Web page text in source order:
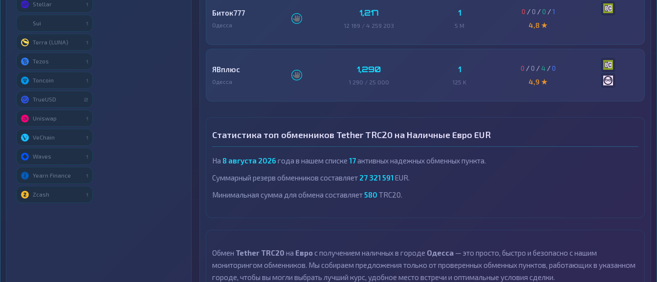
Биток777
Одесса
1,217
12 169 / 4 259 203
1
5 M
0 / 0 / 0 /1
4,8 ★
ЯВплюс
Одесса
1,290
1 290 / 25 000
1
125 K
0 / 0 / 4 /0
4,9 ★
Статистика топ обменников Tether TRC20 на Наличные Евро EUR
На 8 августа 2026 года в нашем списке 17активных надежных обменных пункта.
Суммарный резерв обменников составляет 27 321 591 EUR.
Минимальная сумма для обмена составляет580 TRC20.
Обмен Tether TRC20 на Еврос получением наличных в городе Одесса — это просто, быстро и безопасно с нашим
мониторингом обменников. Мы собираем предложения только от проверенных обменных пунктов, работающих в указанном
городе, чтобы вы могли выбрать лучший курс, удобное место встречи и оптимальные условия сделки.
Stellar 1
Sui 1
Terra (LUNA) 1
Tezos 1
Toncoin 1
TrueUSD 2
Uniswap 1
VeChain 1
Waves 1
Yearn Finance 1
Zcash 1